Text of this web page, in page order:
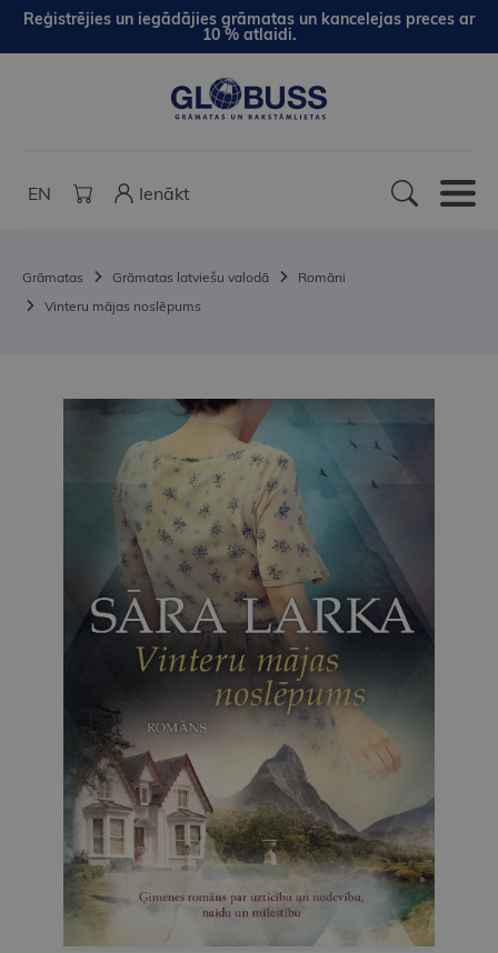
Reģistrējies un iegādājies grāmatas un kancelejas preces ar
10 % atlaidi.
EN Ienākt
Grāmatas Grāmatas latviešu valodā
Romāni
Vinteru mājas noslēpums